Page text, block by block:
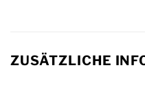
ZUSÄTZLICHE